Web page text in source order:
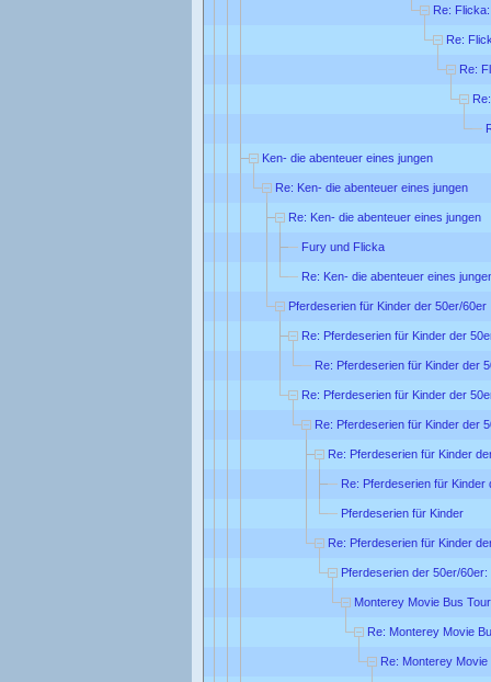
Re:
Re:
Re:
Ken- die abenteuer eines jungen
Re: Ken- die abenteuer eines jungen
Re: Ken- die abenteuer eines jungen
Fury und Flicka
Re: Ken- die abenteuer eines
Pferdeserien für Kinder der 50er/
Re: Pferdeserien für Kinder der
Re: Pferdeserien für Kinder der
Re: Pferdeserien für Kinder der
Re: Pferdeserien für Kinder der
Re: Pferdeserien für Kinder
Re: Pferdeserien für
Pferdeserien für Kinder
Re: Pferdeserien für Kinder
Pferdeserien der 50er/60er:
Monterey Movie Bus Tour
Re: Monterey Movie
Re: Monterey Movie